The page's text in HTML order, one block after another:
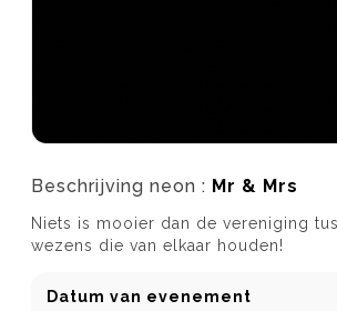
Beschrijving neon : Mr & Mrs
Niets is mooier dan de vereniging
wezens die van elkaar houden!
Datum van evenement